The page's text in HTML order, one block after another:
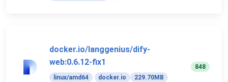
docker.io/langgenius/dify-
web:0.6.12-fix1
linux/amd64 docker.io
229.70MB
848